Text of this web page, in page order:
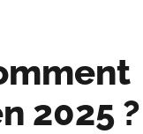
2025 ?